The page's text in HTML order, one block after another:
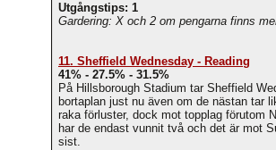
Utgångstips: 1
Gardering: X och 2 om pengarna finns
11. Sheffield Wednesday - Reading
41% - 27.5% - 31.5%
På Hillsborough Stadium tar Sheffield
bortaplan just nu även om de nästan tar
raka förluster, dock mot topplag förutom
har de endast vunnit två och det är mot
sist.